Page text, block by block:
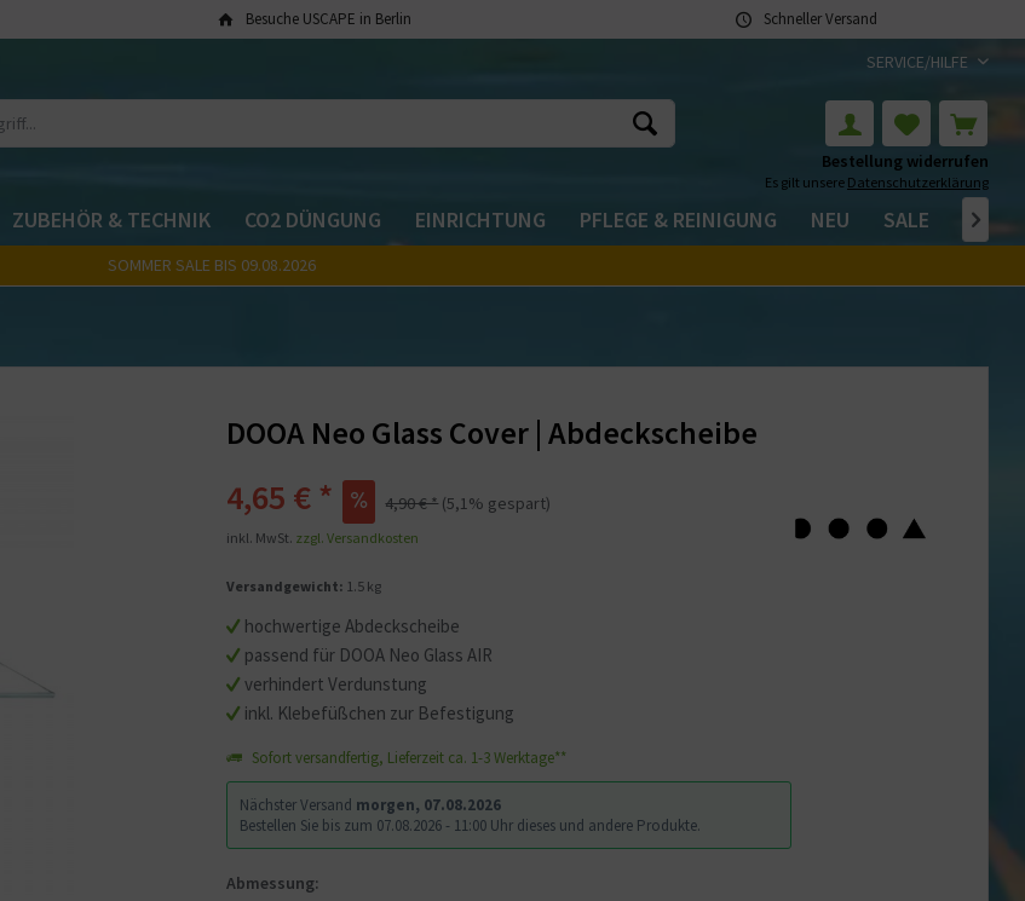
Besuche USCAPE in Berlin Schneller Versand
SERVICE/HILFE
Bestellung widerrufen
Es gilt unsere Datenschutzerklärung
ZUBEHÖR & TECHNIK CO2 DÜNGUNG EINRICHTUNG PFLEGE & REINIGUNG NEU SALE 
SOMMER SALE BIS 09.08.2026
DOOA Neo Glass Cover | Abdeckscheibe
hochwertige Abdeckscheibe
passend für DOOA Neo Glass AIR
verhindert Verdunstung
inkl. Klebefüßchen zur Befestigung
4,65 € * 4,90 € * (5,1% gespart)
inkl. MwSt. zzgl. Versandkosten
Versandgewicht: 1.5 kg
Sofort versandfertig, Lieferzeit ca. 1-3 Werktage**
Nächster Versand morgen, 07.08.2026
Bestellen Sie bis zum 07.08.2026 - 11:00 Uhr dieses und andere Produkte.
Abmessung: